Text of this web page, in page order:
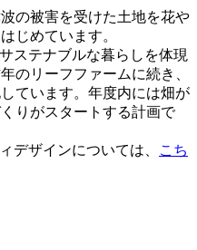
の被害を受けた土地を花や
じめています。
ステナブルな暮らしを体現
のリーフファームに続き、
ています。年度内には畑が
りがスタートする計画で
デザインについては、
こち